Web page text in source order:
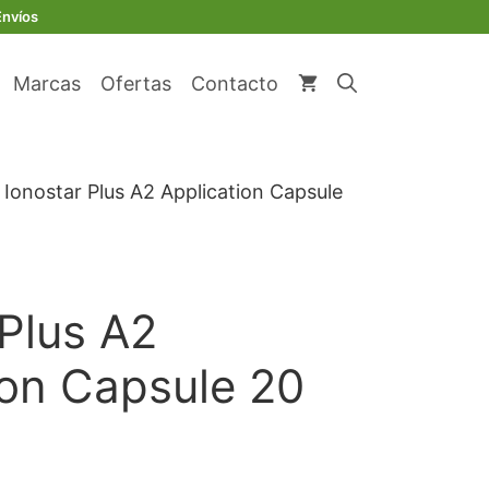
Marcas Ofertas Contacto
Ionostar Plus A2 Application Capsule
A2
Capsule 20